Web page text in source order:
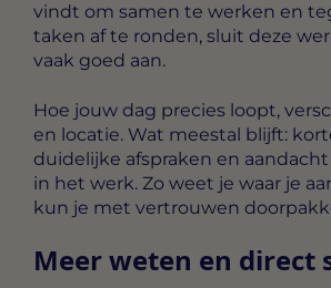
vindt om samen te werken en
taken af te ronden, sluit deze
vaak goed aan.
Hoe jouw dag precies loopt,
en locatie. Wat meestal blijft:
duidelijke afspraken en
in het werk. Zo weet je waar je
kun je met vertrouwen
Meer weten en direct